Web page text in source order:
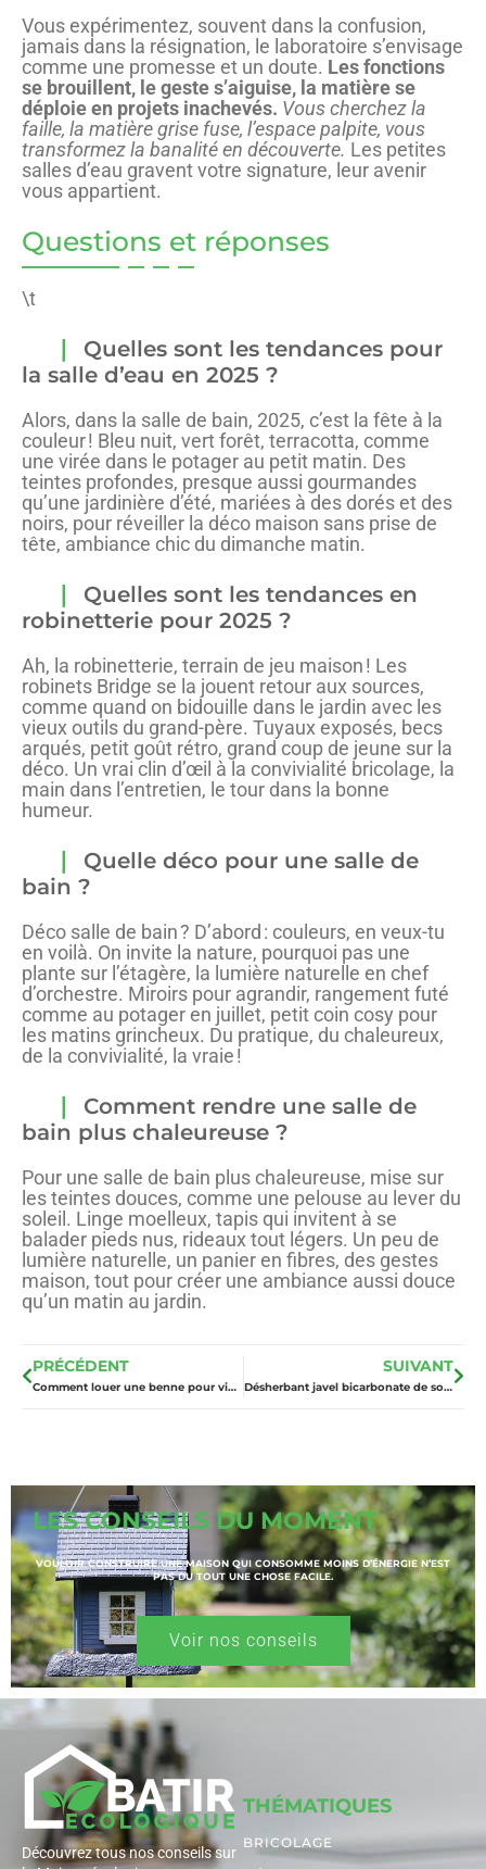
Vous expérimentez, souvent dans la confusion,
jamais dans la résignation, le laboratoire s’envisage
comme une promesse et un doute. Les fonctions
se brouillent, le geste s’aiguise, la matière se
déploie en projets inachevés. Vous cherchez la
faille, la matière grise fuse, l’espace palpite, vous
transformez la banalité en découverte. Les petites
salles d’eau gravent votre signature, leur avenir
vous appartient.
Questions et réponses
\t
Quelles sont les tendances pour
la salle d’eau en 2025 ?
Alors, dans la salle de bain, 2025, c’est la fête à la
couleur ! Bleu nuit, vert forêt, terracotta, comme
une virée dans le potager au petit matin. Des
teintes profondes, presque aussi gourmandes
qu’une jardinière d’été, mariées à des dorés et des
noirs, pour réveiller la déco maison sans prise de
tête, ambiance chic du dimanche matin.
Quelles sont les tendances en
robinetterie pour 2025 ?
Ah, la robinetterie, terrain de jeu maison ! Les
robinets Bridge se la jouent retour aux sources,
comme quand on bidouille dans le jardin avec les
vieux outils du grand-père. Tuyaux exposés, becs
arqués, petit goût rétro, grand coup de jeune sur la
déco. Un vrai clin d’œil à la convivialité bricolage, la
main dans l’entretien, le tour dans la bonne
humeur.
Quelle déco pour une salle de
bain ?
Déco salle de bain ? D’abord : couleurs, en veux-tu
en voilà. On invite la nature, pourquoi pas une
plante sur l’étagère, la lumière naturelle en chef
d’orchestre. Miroirs pour agrandir, rangement futé
comme au potager en juillet, petit coin cosy pour
les matins grincheux. Du pratique, du chaleureux,
de la convivialité, la vraie !
Comment rendre une salle de
bain plus chaleureuse ?
Pour une salle de bain plus chaleureuse, mise sur
les teintes douces, comme une pelouse au lever du
soleil. Linge moelleux, tapis qui invitent à se
balader pieds nus, rideaux tout légers. Un peu de
lumière naturelle, un panier en fibres, des gestes
maison, tout pour créer une ambiance aussi douce
qu’un matin au jardin.
PRÉCÉDENT
Comment louer une benne pour vider une maison rapidement ?
SUIVANT
Désherbant javel bicarbonate de soude : quelle solution choisir pour son jardin
LES CONSEILS DU MOMENT
VOULOIR CONSTRUIRE UNE MAISON QUI CONSOMME MOINS D’ÉNERGIE N’EST
PAS DU TOUT UNE CHOSE FACILE.
Voir nos conseils
Découvrez tous nos conseils sur
THÉMATIQUES
BRICOLAGE